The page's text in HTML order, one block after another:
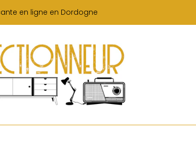
en ligne en Dordogne